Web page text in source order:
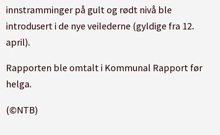
innstramminger på gult og rødt nivå ble
introdusert i de nye veilederne (gyldige fra 12.
april).
Rapporten ble omtalt i Kommunal Rapport før
helga.
(©NTB)